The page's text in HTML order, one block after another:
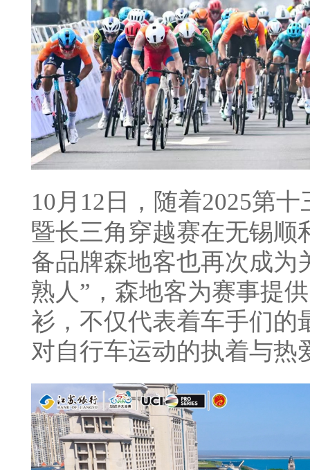
10月12日，随着2025第
暨长三角穿越赛在无锡顺
备品牌森地客也再次成为
熟人”，森地客为赛事提
衫，不仅代表着车手们的
对自行车运动的执着与热